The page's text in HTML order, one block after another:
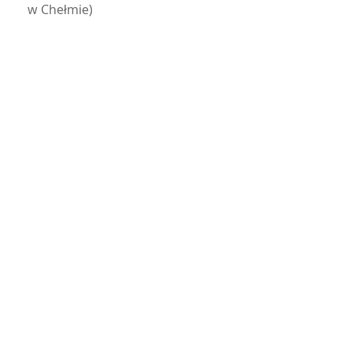
w Chełmie)